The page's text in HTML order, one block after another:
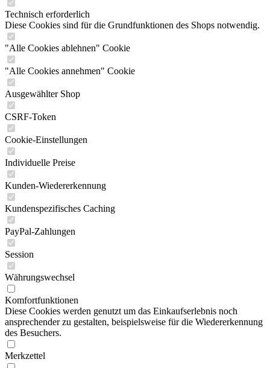
Technisch erforderlich
Diese Cookies sind für die Grundfunktionen des Shops notwendig.
"Alle Cookies ablehnen" Cookie
"Alle Cookies annehmen" Cookie
Ausgewählter Shop
CSRF-Token
Cookie-Einstellungen
Individuelle Preise
Kunden-Wiedererkennung
Kundenspezifisches Caching
PayPal-Zahlungen
Session
Währungswechsel
Komfortfunktionen
Diese Cookies werden genutzt um das Einkaufserlebnis noch
ansprechender zu gestalten, beispielsweise für die Wiedererkennung
des Besuchers.
Merkzettel